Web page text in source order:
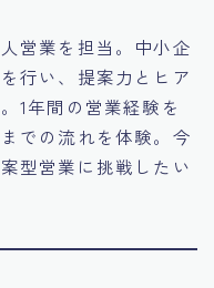
営業を担当。中小企
行い、提案力とヒア
1年間の営業経験を
での流れを体験。今
型営業に挑戦したい